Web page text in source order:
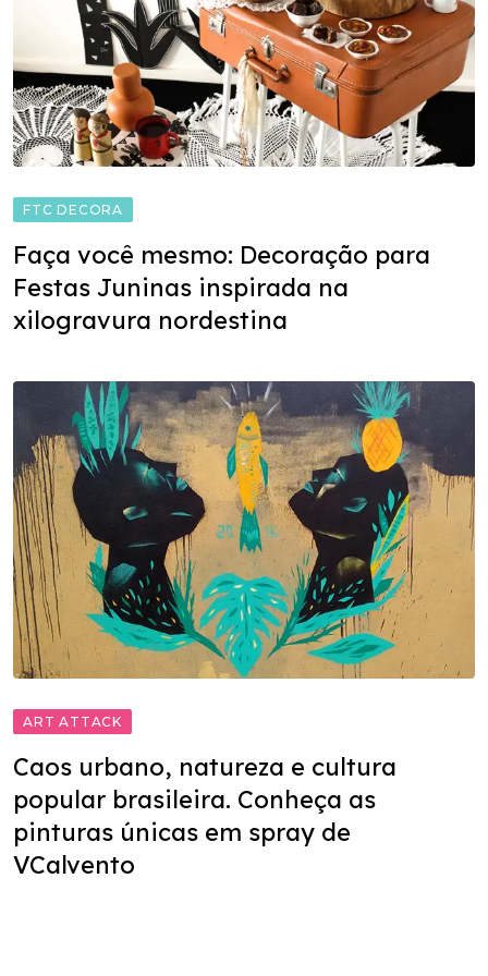
FTC DECORA
Faça você mesmo: Decoração para
Festas Juninas inspirada na
xilogravura nordestina
ART ATTACK
Caos urbano, natureza e cultura
popular brasileira. Conheça as
pinturas únicas em spray de
VCalvento